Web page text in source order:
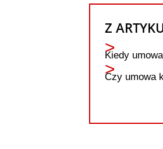
Z
Kiedy
Czy umowa